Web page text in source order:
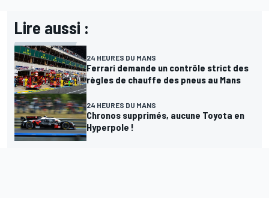
Lire aussi :
24 HEURES DU MANS
Ferrari demande un contrôle strict des
règles de chauffe des pneus au Mans
24 HEURES DU MANS
Chronos supprimés, aucune Toyota en
Hyperpole !